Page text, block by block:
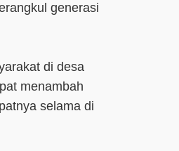
generasi
di desa
menambah
selama di